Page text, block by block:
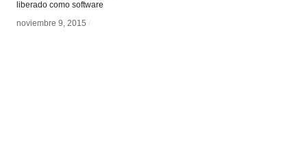
liberado como software
noviembre 9, 2015 /
noviembre 9, 2015 /